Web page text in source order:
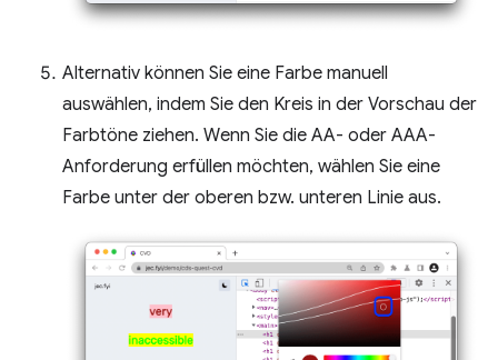
Alternativ können Sie eine Farbe manuell
auswählen, indem Sie den Kreis in der Vorschau der
Farbtöne ziehen. Wenn Sie die AA- oder AAA-
Anforderung erfüllen möchten, wählen Sie eine
Farbe unter der oberen bzw. unteren Linie aus.